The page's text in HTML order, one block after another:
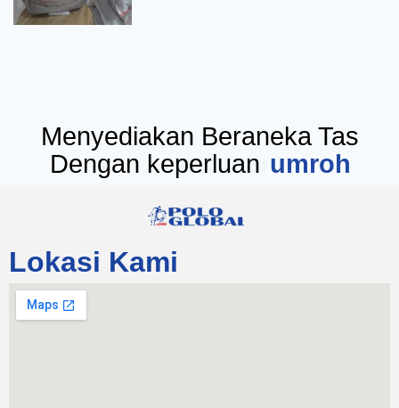
Menyediakan Beraneka Tas
Dengan keperluan seminar
Lokasi Kami